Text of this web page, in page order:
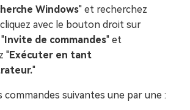
Windows" et recherchez
avec le bouton droit sur
Invite de commandes" et
"Exécuter en tant
"
commandes suivantes une par une :